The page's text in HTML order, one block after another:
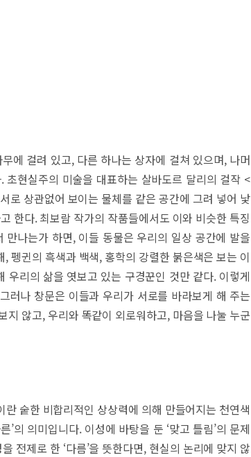
에 걸려 있고, 다른 하나는 상자에 걸쳐 있으며, 나머
현실주의 미술을 대표하는 살바도르 달리의 걸작 <
로 상관없어 보이는 물체를 같은 공간에 그려 넣어 낯
한다. 최보람 작가의 작품들에서도 이와 비슷한 특징
나는가 하면, 이들 동물은 우리의 일상 공간에 발을
펭귄의 흑색과 백색, 홍학의 강렬한 붉은색은 보는 이
리의 삶을 엿보고 있는 구경꾼인 것만 같다. 이렇게
러나 창문은 이들과 우리가 서로를 바라보게 해 주는
않고, 우리와 똑같이 외로워하고, 마음을 나눌 누군
숱한 비합리적인 상상력에 의해 만들어지는 천연색
’의 의미입니다. 이성에 바탕을 둔 ‘맞고 틀림’의 문제
전제로 한 ‘다름’을 뜻한다면, 현실의 논리에 맞지 않